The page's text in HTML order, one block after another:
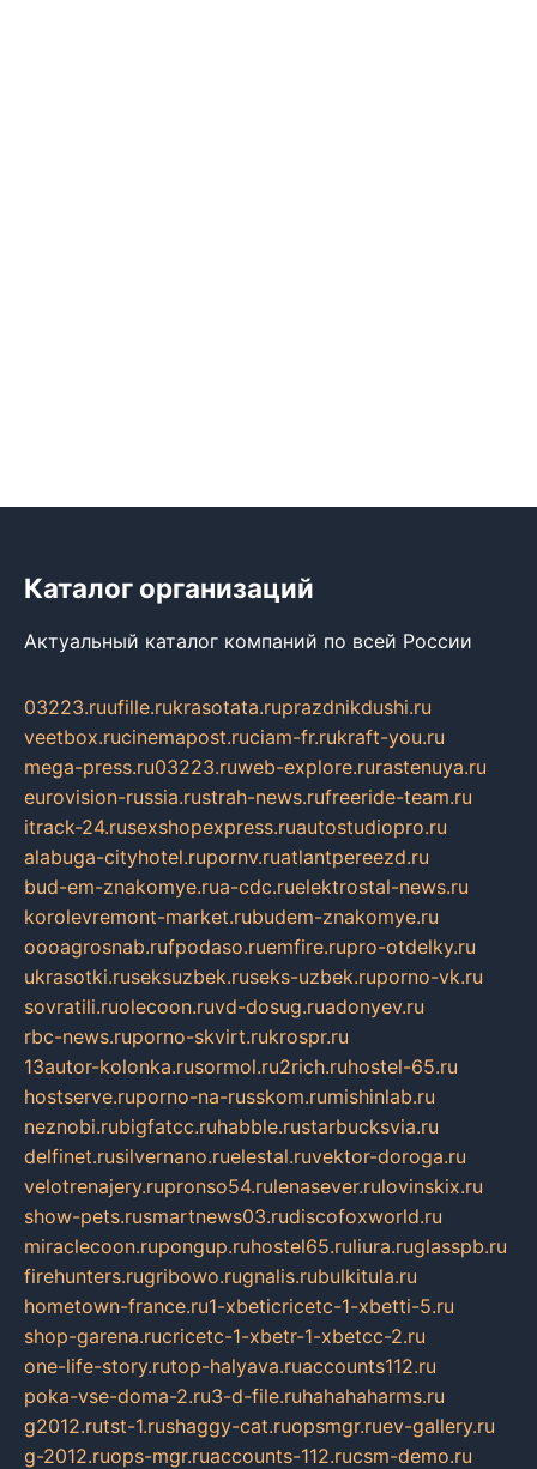
Каталог организаций
Актуальный каталог компаний по всей России
03223.ruufille.rukrasotata.ruprazdnikdushi.ru
veetbox.rucinemapost.ruciam-fr.rukraft-you.ru
mega-press.ru03223.ruweb-explore.rurastenuya.ru
eurovision-russia.rustrah-news.rufreeride-team.ru
itrack-24.rusexshopexpress.ruautostudiopro.ru
alabuga-cityhotel.rupornv.ruatlantpereezd.ru
bud-em-znakomye.rua-cdc.ruelektrostal-news.ru
korolevremont-market.rubudem-znakomye.ru
oooagrosnab.rufpodaso.ruemfire.rupro-otdelky.ru
ukrasotki.ruseksuzbek.ruseks-uzbek.ruporno-vk.ru
sovratili.ruolecoon.ruvd-dosug.ruadonyev.ru
rbc-news.ruporno-skvirt.rukrospr.ru
13autor-kolonka.rusormol.ru2rich.ruhostel-65.ru
hostserve.ruporno-na-russkom.rumishinlab.ru
neznobi.rubigfatcc.ruhabble.rustarbucksvia.ru
delfinet.rusilvernano.ruelestal.ruvektor-doroga.ru
velotrenajery.rupronso54.rulenasever.rulovinskix.ru
show-pets.rusmartnews03.rudiscofoxworld.ru
miraclecoon.rupongup.ruhostel65.ruliura.ruglasspb.ru
firehunters.rugribowo.rugnalis.rubulkitula.ru
hometown-france.ru1-xbeticricetc-1-xbetti-5.ru
shop-garena.rucricetc-1-xbetr-1-xbetcc-2.ru
one-life-story.rutop-halyava.ruaccounts112.ru
poka-vse-doma-2.ru3-d-file.ruhahahaharms.ru
g2012.rutst-1.rushaggy-cat.ruopsmgr.ruev-gallery.ru
g-2012.ruops-mgr.ruaccounts-112.rucsm-demo.ru